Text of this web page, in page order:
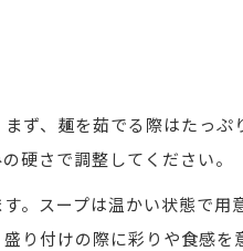
ず、麺を茹でる際はたっ
硬さで調整してください。
。スープは温かい状態で
り付けの際に彩りや食感